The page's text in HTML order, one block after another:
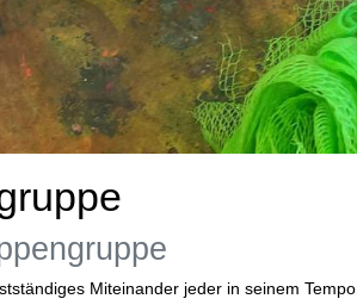
Miteinander jeder in seinem Tempo.